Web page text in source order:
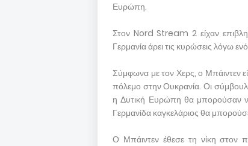
Ευρώπη.
Στον Nord Stream 2 είχαν
Γερμανία άρει τις κυρώσεις λόγω
Σύμφωνα με τον Χερς, ο Μπάιντεν
πόλεμο στην Ουκρανία. Οι
η Δυτική Ευρώπη θα μπορούσαν
Γερμανίδα καγκελάριος θα
Ο Μπάιντεν έθεσε τη νίκη στον